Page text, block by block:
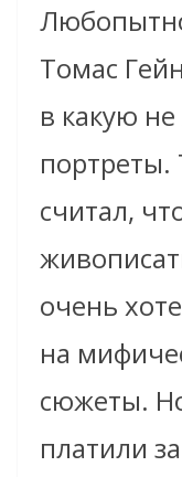
Томас
в какую
портреты.
считал,
очень
на
сюжеты.
платили